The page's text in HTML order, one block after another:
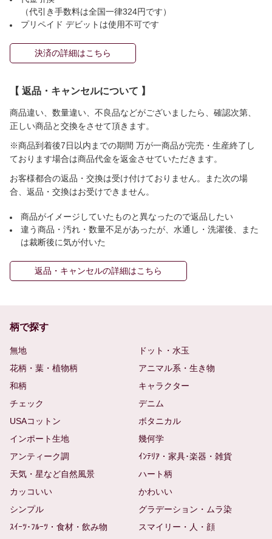
（代引き手数料は全国一律324円です）
プリペイド デビットは使用不可です
決済の詳細はこちら
【 返品・キャンセルについて 】
商品違い、数量違い、不良品などがございましたら、確認次第、
正しい商品と交換をさせて頂きます。
※商品到着後7日以内までの期間 万が一商品が完売・生産終了し
ております場合は商品代金を返金させていただきます。
お客様都合の返品・交換は受け付けておりません。また次の場
合、返品・交換はお受けできません。
商品がイメージしていたものと異なったので返品したい
違う商品・汚れ・数量不足があったが、水通し・洗濯後、また
は裁断後に気が付いた
返品・キャンセルの詳細はこちら
柄で探す
無地
ドット・水玉
花柄・葉・植物柄
アニマル系・生き物
和柄
キャラクター
チェック
デニム
USAコットン
ボタニカル
インポート生地
幾何学
アンティーク調
ｲﾝﾃﾘｱ・家具･楽器・雑貨
天気・星など自然風景
ハート柄
カッコいい
かわいい
シンプル
グラデーション・ムラ染
ｽｲｰﾂ･ﾌﾙｰﾂ・食材・飲み物
スマイリー・人・顔